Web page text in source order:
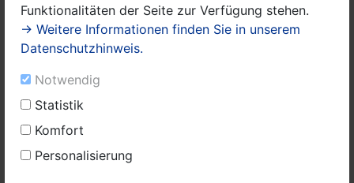
Funktionalitäten der Seite zur Verfügung stehen.
→ Weitere Informationen finden Sie in unserem
Datenschutzhinweis.
Notwendig
Statistik
Komfort
Personalisierung